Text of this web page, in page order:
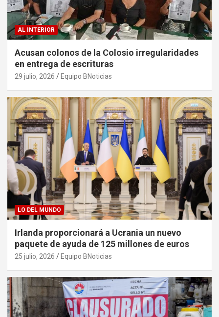
AL INTERIOR
Acusan colonos de la Colosio irregularidades
en entrega de escrituras
29 julio, 2026 Equipo BNoticias
LO DEL MUNDO
Irlanda proporcionará a Ucrania un nuevo
paquete de ayuda de 125 millones de euros
25 julio, 2026 Equipo BNoticias